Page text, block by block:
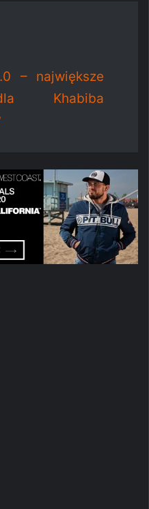
– największe
Khabiba